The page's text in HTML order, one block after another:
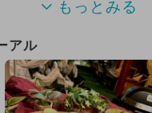
ェス
アル